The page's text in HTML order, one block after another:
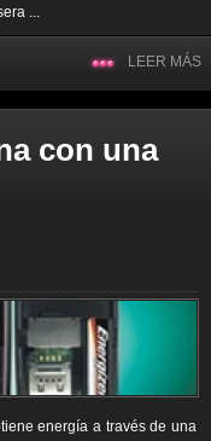
...
LEER MÁS
con una
energía a través de una